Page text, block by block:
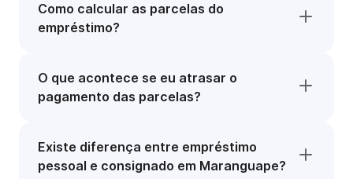
Como calcular as parcelas do
empréstimo?
O que acontece se eu atrasar o
pagamento das parcelas?
Existe diferença entre empréstimo
pessoal e consignado em Maranguape?